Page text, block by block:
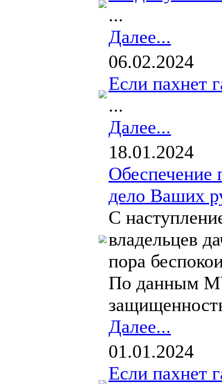
...
Далее...
06.02.2024
Если пахнет
...
Далее...
18.01.2024
Обеспечение
дело Ваших
С
владельцев
пора
По данным
Далее...
01.01.2024
Если пахнет